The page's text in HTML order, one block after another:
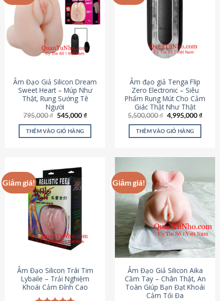
Âm Đạo Giả Silicon Dream
Sweet Heart – Múp Như
Thật, Rung Sướng Tê
Người
795,000₫ Giá
là:
795,000 ₫.
545,000₫Giá
tại
545,000 ₫.
THÊM VÀO GIỎ HÀNG
Âm đạo giả Tenga Flip
Zero Electronic – Siêu
Phẩm Rung Mút Cho Cảm
Giác Thật Như Thật
5,500,000₫ Giá
gốc
là:
5,500,000 ₫.
4,995,000₫Giá
THÊM VÀO GIỎ HÀNG
Giảm giá!
Âm Đạo Silicon Trái Tim
Lybaile – Trải Nghiệm
Khoái Cảm Đỉnh Cao
Giảm giá!
Âm Đạo Giả Silicon Aika
Cầm Tay – Chân Thật, An
Toàn Giúp Bạn Đạt Khoái
Cảm Tối Đa